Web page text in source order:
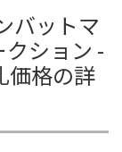
ットマ
クション -
価格の詳